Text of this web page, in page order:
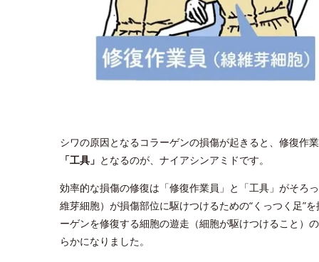
シワの原因となるコラーゲンの損傷が起きると、修復作
「工具」 となるのが、ナイアシンアミドです。
効率的な損傷の修復は「修復作業員」と「工具」がそろ
維芽細胞）が損傷部位に駆けつけるための“くっつく足”
ーゲンを修復する細胞の遊走（細胞が駆けつけること）
らかになりました。